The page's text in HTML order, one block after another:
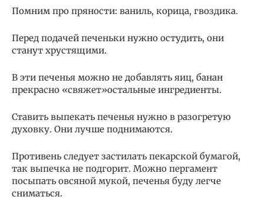
Помним про пряности: ваниль, корица, гвоздика.
Перед подачей печеньки нужно остудить, они
станут хрустящими.
В эти печенья можно не добавлять яиц, банан
прекрасно «свяжет»остальные ингредиенты.
Ставить выпекать печенья нужно в разогретую
духовку. Они лучше поднимаются.
Противень следует застилать пекарской бумагой,
так выпечка не подгорит. Можно пергамент
посыпать овсяной мукой, печенья буду легче
сниматься.